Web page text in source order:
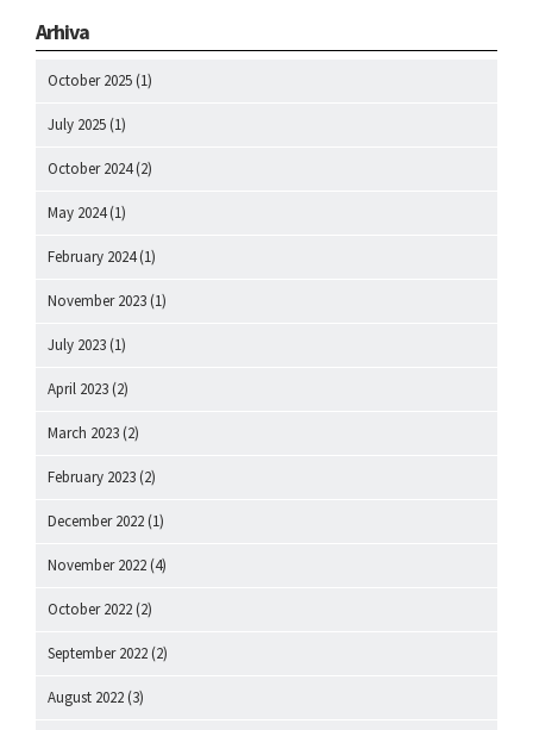
Arhiva
October 2025 (1)
July 2025 (1)
October 2024(2)
May 2024(1)
February 2024(1)
November 2023 (1)
July 2023 (1)
April 2023 (2)
March 2023 (2)
February 2023 (2)
December 2022 (1)
November 2022 (4)
October 2022 (2)
September 2022 (2)
August 2022 (3)